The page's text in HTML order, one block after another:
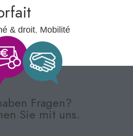
& droit, Mobilité
Fragen?
Sie mit uns.